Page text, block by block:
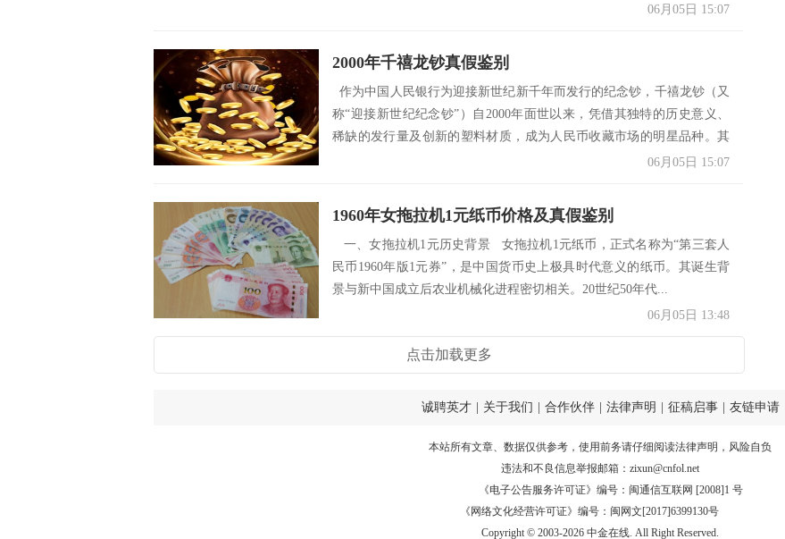
06月05日 15:07
2000年千禧龙钞真假鉴别
作为中国人民银行为迎接新世纪新千年而发行的纪念钞，千禧龙钞（又
称“迎接新世纪纪念钞”）自2000年面世以来，凭借其独特的历史意义、
稀缺的发行量及创新的塑料材质，成为人民币收藏市场的明星品种。其
06月05日 15:07
1960年女拖拉机1元纸币价格及真假鉴别
一、女拖拉机1元历史背景 女拖拉机1元纸币，正式名称为“第三套人
民币1960年版1元券”，是中国货币史上极具时代意义的纸币。其诞生背
景与新中国成立后农业机械化进程密切相关。20世纪50年代...
06月05日 13:48
点击加载更多
诚聘英才 关于我们 合作伙伴 法律声明 征稿启事 友链申请
本站所有文章、数据仅供参考，使用前务请仔细阅读法律声明 ，风险自负
违法和不良信息举报邮箱： zixun@cnfol.net
《电子公告服务许可证》编号：闽通信互联网 [2008]1 号
《网络文化经营许可证》编号：闽网文[2017]6399130号
Copyright © 2003-2026 中金在线. All Right Reserved.